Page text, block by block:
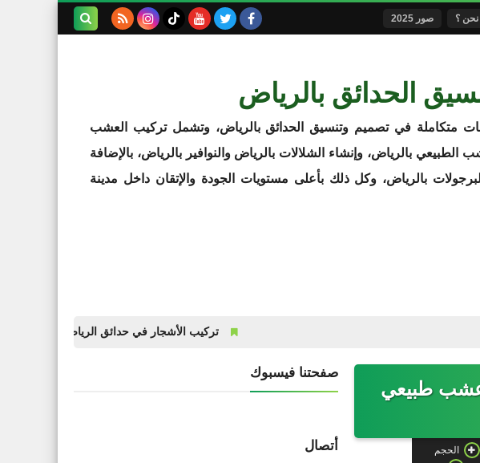
؟ صور 2025
الحدائق بالرياض
متكاملة في تصميم وتنسيق الحدائق بالرياض، وتشمل تركيب العشب
بالرياض، وإنشاء الشلالات بالرياض والنوافير بالرياض، بالإضافة
بالرياض، وكل ذلك بأعلى مستويات الجودة والإتقان داخل مدينة
تركيب الأشجار في حدائق الرياض
تركيب عشب طبيعي
الحجم
صفحتنا فيسبوك
أتصال